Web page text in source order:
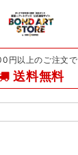
円以上のご注文で
送料無料